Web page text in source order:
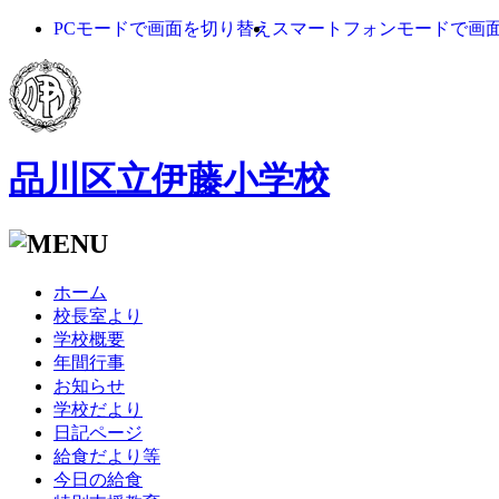
PCモードで画面を切り替え スマートフォンモードで画
品川区立伊藤小学校
ホーム
校長室より
学校概要
年間行事
お知らせ
学校だより
日記ページ
給食だより等
今日の給食